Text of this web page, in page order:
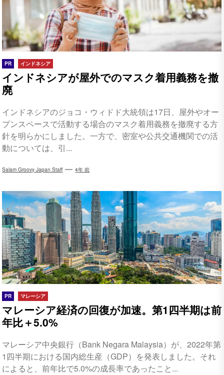
PR インドネシア
インドネシアが屋外でのマスク着用義務を撤
廃
インドネシアのジョコ・ウィドド大統領は17日、屋外やオー
プンスペースで活動する場合のマスク着用義務を撤廃する方
針を明らかにしました。一方で、密室や公共交通機関での活
動については、引...
Salam Groovy Japan Staff 4年 前
PR マレーシア
マレーシア経済の回復が加速。第1四半期は前
年比＋5.0%
マレーシア中央銀行（Bank Negara Malaysia）が、2022年第
1四半期における国内総生産（GDP）を発表しました。それ
によると、前年比で5.0%の成長率であったこと...